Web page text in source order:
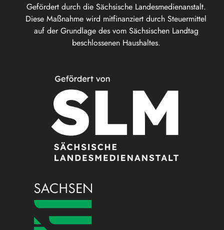
Gefördert durch die Sächsische Landesmedienanstalt.
Diese Maßnahme wird mitfinanziert durch Steuermittel
auf der Grundlage des vom Sächsischen Landtag
beschlossenen Haushaltes.